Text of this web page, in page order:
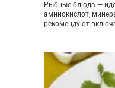
Рыбные блюда —
аминокислот,
рекомендуют